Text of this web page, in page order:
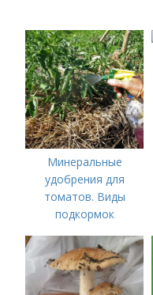
Минеральные
удобрения для
томатов. Виды
подкормок